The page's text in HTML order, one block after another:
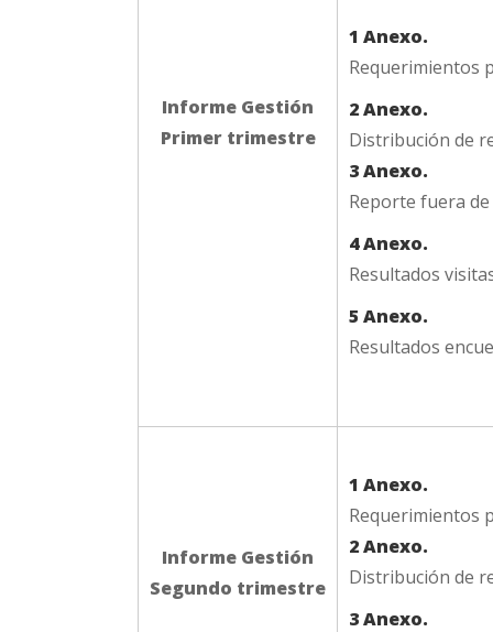
Informe Gestión
Primer trimestre
1 Anexo.
Requerimientos
2 Anexo.
Distribución de
3 Anexo.
Reporte fuera
4 Anexo.
Resultados
5 Anexo.
Resultados
Informe Gestión
Segundo trimestre
1 Anexo.
Requerimientos
2 Anexo.
Distribución de
3 Anexo.